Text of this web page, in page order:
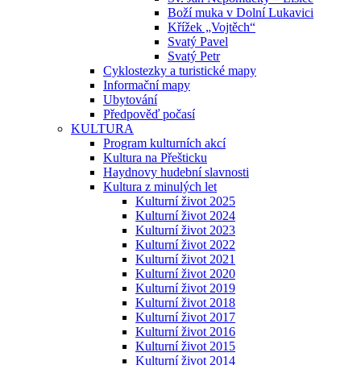
Boží muka v Dolní Lukavici
Křížek „Vojtěch“
Svatý Pavel
Svatý Petr
Cyklostezky a turistické mapy
Informační mapy
Ubytování
Předpověď počasí
KULTURA
Program kulturních akcí
Kultura na Přešticku
Haydnovy hudební slavnosti
Kultura z minulých let
Kulturní život 2025
Kulturní život 2024
Kulturní život 2023
Kulturní život 2022
Kulturní život 2021
Kulturní život 2020
Kulturní život 2019
Kulturní život 2018
Kulturní život 2017
Kulturní život 2016
Kulturní život 2015
Kulturní život 2014